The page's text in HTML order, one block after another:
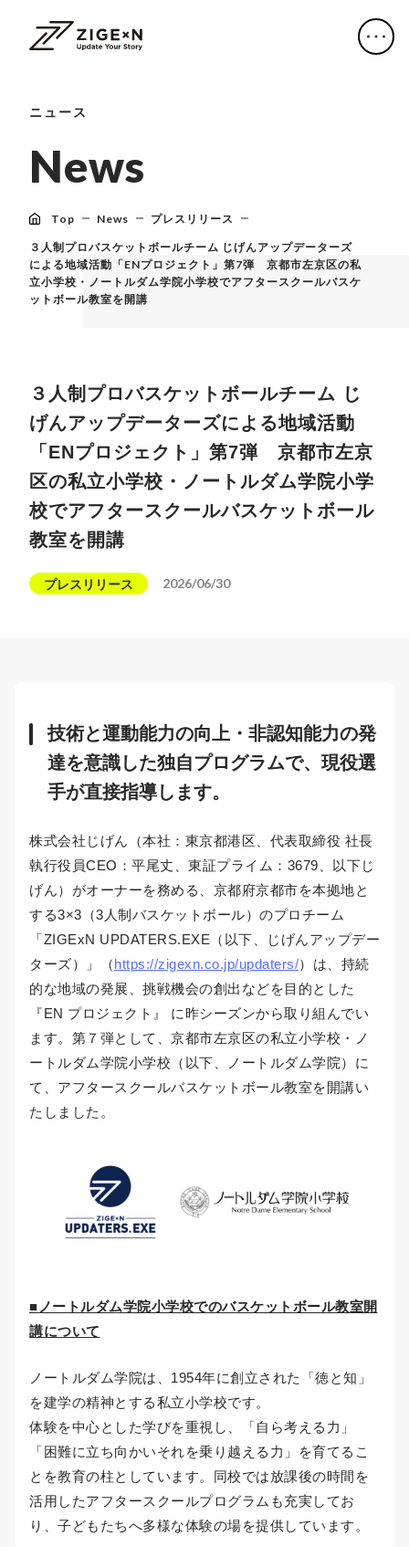
ニュース
News
Top News プレスリリース
３人制プロバスケットボールチーム じげんアップデーターズ
による地域活動「ENプロジェクト」第7弾 京都市左京区の私
立小学校・ノートルダム学院小学校でアフタースクールバスケ
ットボール教室を開講
３人制プロバスケットボールチーム じ
げんアップデーターズによる地域活動
「ENプロジェクト」第7弾 京都市左京
区の私立小学校・ノートルダム学院小学
校でアフタースクールバスケットボール
教室を開講
プレスリリース 2026/06/30
技術と運動能力の向上・非認知能力の発
達を意識した独自プログラムで、現役選
手が直接指導します。
株式会社じげん（本社：東京都港区、代表取締役 社長
執行役員CEO：平尾丈、東証プライム：3679、以下じ
げん）がオーナーを務める、京都府京都市を本拠地と
する3×3（3人制バスケットボール）のプロチーム
「ZIGExN UPDATERS.EXE（以下、じげんアップデー
ターズ）」（https://zigexn.co.jp/updaters/）は、持続
的な地域の発展、挑戦機会の創出などを目的とした
『EN プロジェクト』 に昨シーズンから取り組んでい
ます。第７弾として、京都市左京区の私立小学校・ノ
ートルダム学院小学校（以下、ノートルダム学院）に
て、アフタースクールバスケットボール教室を開講い
たしました。
■ノートルダム学院小学校でのバスケットボール教室開
講について
ノートルダム学院は、1954年に創立された「徳と知」
を建学の精神とする私立小学校です。
体験を中心とした学びを重視し、「自ら考える力」
「困難に立ち向かいそれを乗り越える力」を育てるこ
とを教育の柱としています。同校では放課後の時間を
活用したアフタースクールプログラムも充実してお
り、子どもたちへ多様な体験の場を提供しています。